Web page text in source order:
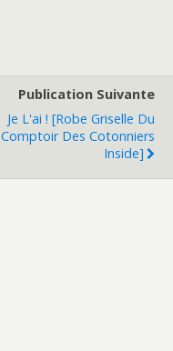
Publication Suivante
Je L'ai ! [Robe Griselle Du
Comptoir Des Cotonniers
Inside]